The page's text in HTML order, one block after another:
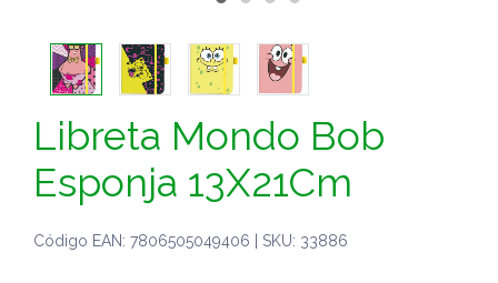
Libreta Mondo Bob
Esponja 13X21Cm
Código EAN: 7806505049406 | SKU: 33886